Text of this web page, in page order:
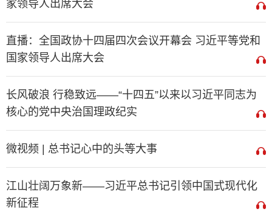
家领导人出席大会
直播：全国政协十四届四次会议开幕会 习近平等党和
国家领导人出席大会
长风破浪 行稳致远——“十四五”以来以习近平同志为
核心的党中央治国理政纪实
微视频 | 总书记心中的头等大事
江山壮阔万象新——习近平总书记引领中国式现代化
新征程